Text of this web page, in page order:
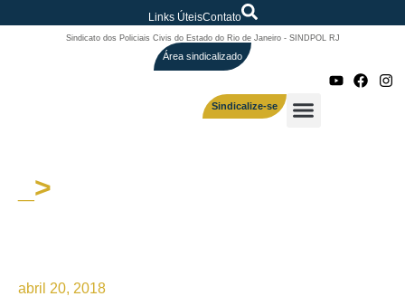
Links ÚteisContato
Sindicato dos Policiais Civis do Estado do Rio de Janeiro - SINDPOL RJ
Área sindicalizado
Sindicalize-se
_>
abril 20, 2018